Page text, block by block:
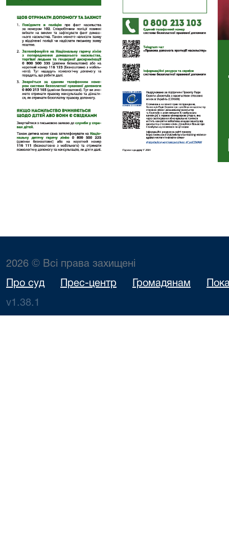
2026 © Всі права захищені
Про суд Прес-центр Громадянам
v1.38.1